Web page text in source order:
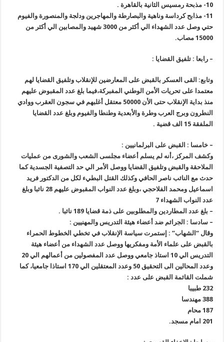
10- مذبحة رمسيس الثانية بالقاهرة .
11- مذابح كرداسة وناهية والبصارطة والمهاجرين ودلجة والمنصورة والفيوم
حتي وصل عدد الشهداء الي أكثر من 3000 شهيد والمصابين الي أكثر من
15000 مصاب
.
–رابعا : تلفيق القضايا :
وتابع: القى العسكر بالقبض على المعارضين للإنقلاب وتلفيق القضايا لهم
معتمدا على تحريات الأمن الوطني المفبركة،فيما بلغ عدد المقبوض عليهم
منذ بداية الإنقلاب حتى الأن 50000 معتقل أغلبهم في سجون العقرب ووادي
النطرون وبرج العرب وطرة والأبعدية وطنطا والفيوم وبلغ عدد القضايا
الملفقة 15 الف قضية
.
–خامسا : القبض على البرلمانيين :
وكشف المركز ،أنه لم يسلم أعضاء مجلسى الشعب والشورى من عمليات
الملاحقة والقبض وتلفيق القضايا ووصل الأمر الي حد التصفية الجسدية كما
حدث مع النائب ناصر الحافي وكذلك القتل البطيء لكل من الدكتور فريد
اسماعيل ومحمد الفلاحجي ،وبلغ عدد النواب المقبوض عليهم 28 نائبا وبلغ
عدد النواب الشهداء7
– بلغ عدد المطاردين والمطلوبين على ذمة قضايا 189 نائبا
.
–سادسا : الجرائم ضد أعضاء هيئة التدريس والمهنيين :
وقال “الشهاب” : إستمرت سياسة الإنقلاب في تخطي الخطوط الحمراء
بالقبض على علماء الأمة ومفكريها ووصل عدد الشهداء من أعضاء هيئة
التدريس الي 10 استاذ جامعي ووصل عدد المفصولين من أعمالهم الي 20
وعدد المحالين الى التحقيق 50 وعدد المعتقلين الي 170 استاذا جامعيا، كما
شملت القائمة القبض على عدد :
232 طبيبا
388 مهندسا
187 محام
201 امام مسجد.